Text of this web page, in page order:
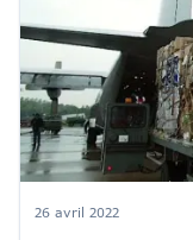
26 avril 2022